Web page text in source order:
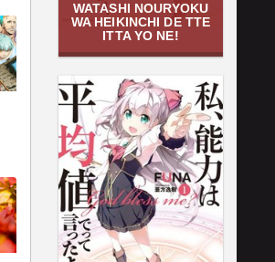
WATASHI NOURYOKU
WA HEIKINCHI DE TTE
ITTA YO NE!